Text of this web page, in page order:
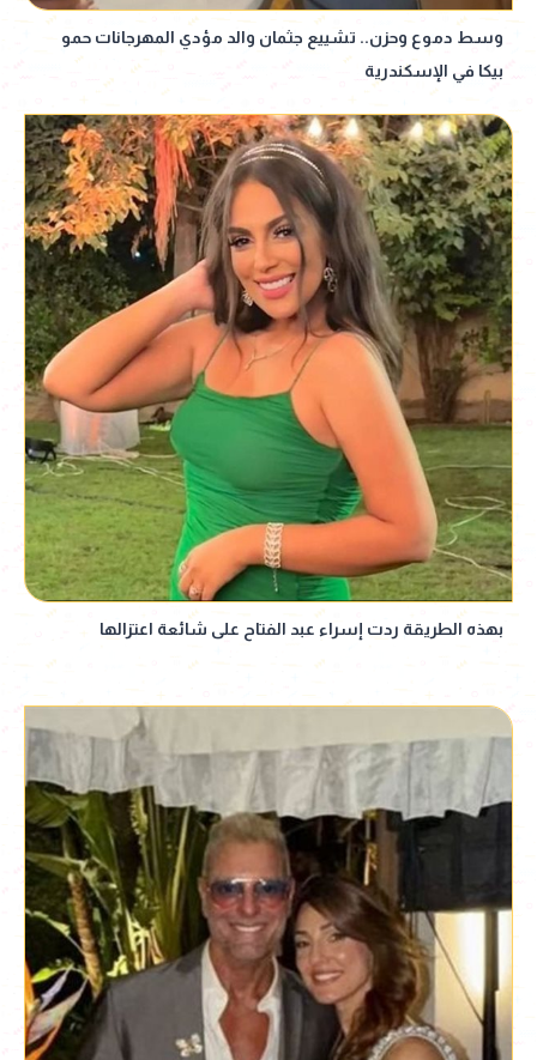
وسط دموع وحزن.. تشييع جثمان والد مؤدي المهرجانات حمو
بيكا في الإسكندرية
بهذه الطريقة ردت إسراء عبد الفتاح على شائعة اعتزالها